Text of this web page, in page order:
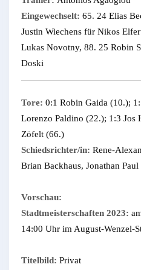
Eingewechselt: 65. 24 Elias
Justin Wiechens für Nikos
Lukas Novotny, 88. 25 Robin
Doski
Tore: 0:1 Robin Gaida (10.);
Lorenzo Paldino (22.); 1:3 Jos
Zöfelt (66.)
Schiedsrichter/in: Rene-
Brian Backhaus, Jonathan Paul
Vorschau:
Stadtmeisterschaften 2023:
14:00 Uhr im August-Wenzel-
Titelbild: Privat